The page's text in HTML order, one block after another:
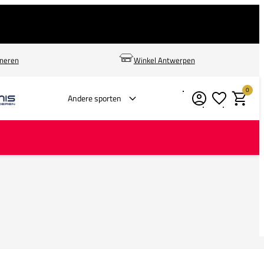
Winkel Antwerpen
Andere sporten Verlanglijstje
0